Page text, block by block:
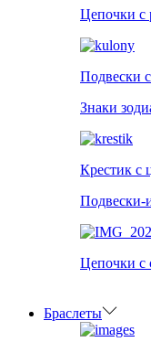
Цепочки с
Подвески
Знаки
Крестик с
Подвески-
Цепочки с
Браслеты